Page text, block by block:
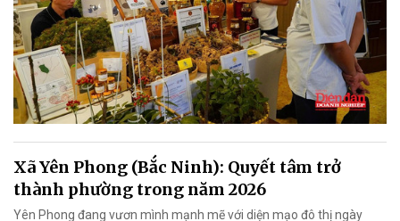
Xã Yên Phong (Bắc Ninh): Quyết tâm trở
thành phường trong năm 2026
Yên Phong đang vươn mình mạnh mẽ với diện mạo đô thị ngày